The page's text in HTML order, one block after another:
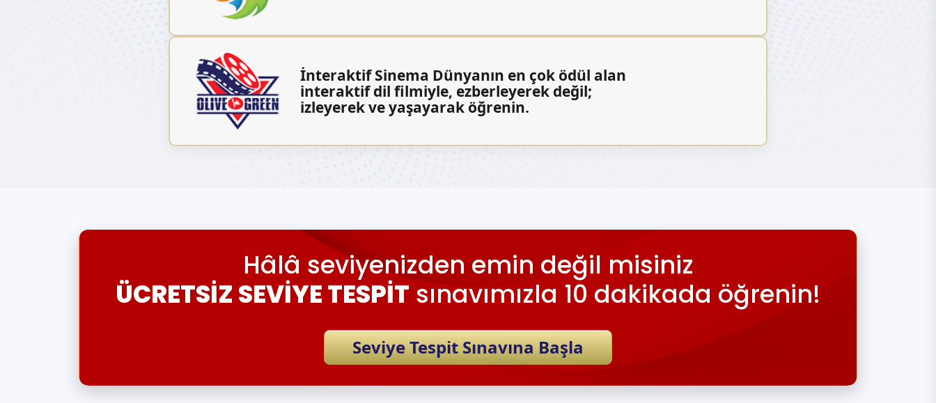
İnteraktif Sinema Dünyanın en çok ödül alan
interaktif dil filmiyle, ezberleyerek değil;
izleyerek ve yaşayarak öğrenin.
Hâlâ seviyenizden emin değil misiniz
ÜCRETSİZ SEVİYE TESPİT sınavımızla 10 dakikada öğrenin!
Seviye Tespit Sınavına Başla